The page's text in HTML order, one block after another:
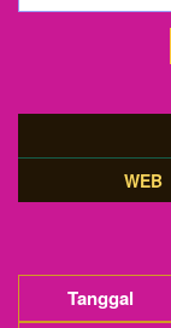
WEB
Tanggal